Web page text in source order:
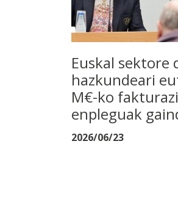
Euskal sektore
hazkundeari
M€-ko
enpleguak
2026/06/23